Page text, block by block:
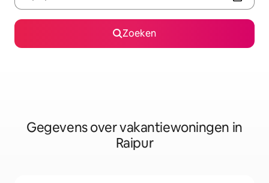
Zoeken
Gegevens over vakantiewoningen in
Raipur